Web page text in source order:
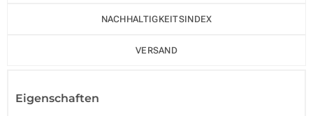
NACHHALTIGKEITSINDEX
VERSAND
Eigenschaften